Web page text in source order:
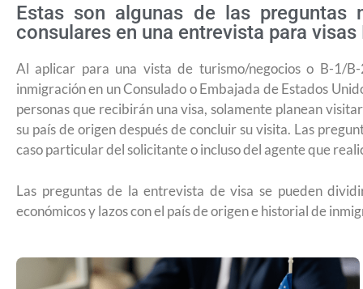
Estas son algunas de las preguntas
consulares en una entrevista para visas
Al aplicar para una vista de turismo/negocios o B-1/
inmigración en un Consulado o Embajada de Estados
personas que recibirán una visa, solamente planean
su país de origen después de concluir su visita. Las
caso particular del solicitante o incluso del agente que
Las preguntas de la entrevista de visa se pueden
económicos y lazos con el país de origen e historial de